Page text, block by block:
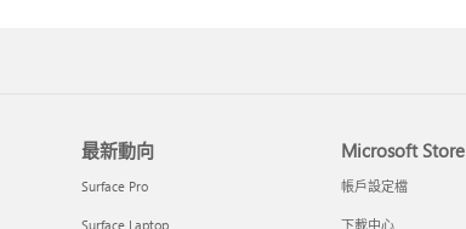
最新動向
Surface Pro
Surface Laptop
Microsoft Store
帳戶設定檔
下載中心